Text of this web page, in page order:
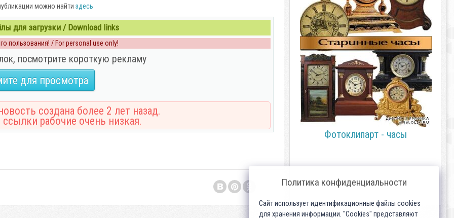
можно найти здесь
для загрузки / Download links
пользования! / For personal use only!
посмотрите короткую рекламу
для просмотра
создана более 2 лет назад.
рабочие очень низкая.
Фотоклипарт - часы
Политика конфиденциальности
Сайт использует идентификационные файлы cookies
для хранения информации. "Cookies" представляют